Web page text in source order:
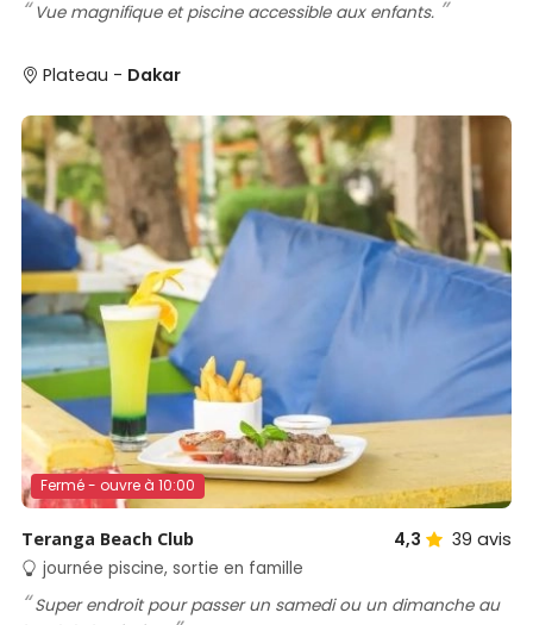
Vue magnifique et piscine accessible aux enfants.
Plateau - Dakar
Fermé - ouvre à 10:00
Teranga Beach Club 4,3 39 avis
journée piscine, sortie en famille
Super endroit pour passer un samedi ou un dimanche au